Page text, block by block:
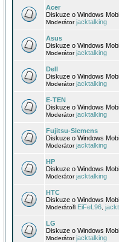
Acer
Diskuze o Windows
Moderátorjacktalking
Asus
Diskuze o Windows
Moderátorjacktalking
Dell
Diskuze o Windows
Moderátorjacktalking
E-TEN
Diskuze o Windows
Moderátorjacktalking
Fujitsu-Siemens
Diskuze o Windows
Moderátorjacktalking
HP
Diskuze o Windows
Moderátorjacktalking
HTC
Diskuze o Windows
Moderátoři EiFeL96
LG
Diskuze o Windows
Moderátorjacktalking